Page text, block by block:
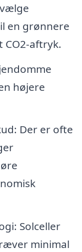
en grønnere
aftryk.
højere
Der er ofte
Solceller
minimal